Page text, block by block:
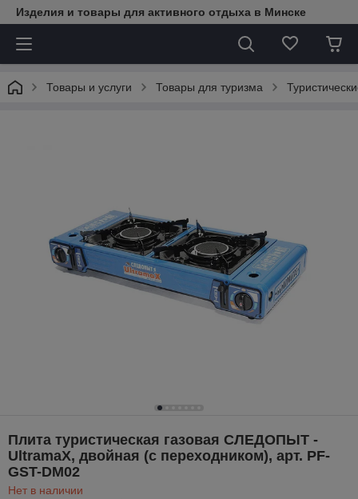
Изделия и товары для активного отдыха в Минске
Товары и услуги Товары для туризма
Плита туристическая газовая СЛЕДОПЫТ -
UltramaX, двойная (с переходником), арт. PF-
GST-DM02
Нет в наличии